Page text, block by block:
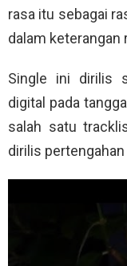
rasa itu sebagai
dalam keterangan
Single ini dirilis
digital pada
salah satu
dirilis